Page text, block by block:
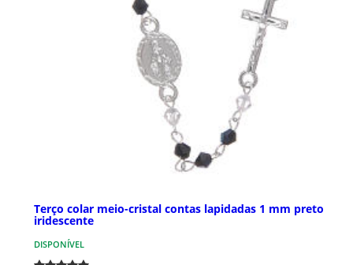
Terço colar meio-cristal contas lapidadas 1 mm preto
iridescente
DISPONÍVEL